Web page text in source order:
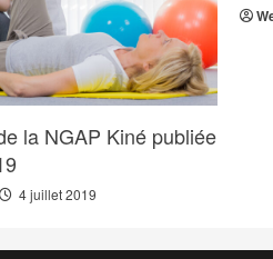
la NGAP Kiné publiée
4 juillet 2019